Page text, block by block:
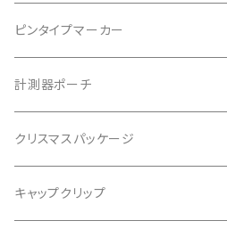
ゆかちんまるマーカー
キャサリンマーカー
もちけんマーカー
バッファローゴルフ
ピンタイプマーカー
計測器ポーチ
クリスマスパッケージ
キャップクリップ